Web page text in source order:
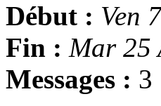
Début : Ven
Fin : Mar 25
Messages : 3